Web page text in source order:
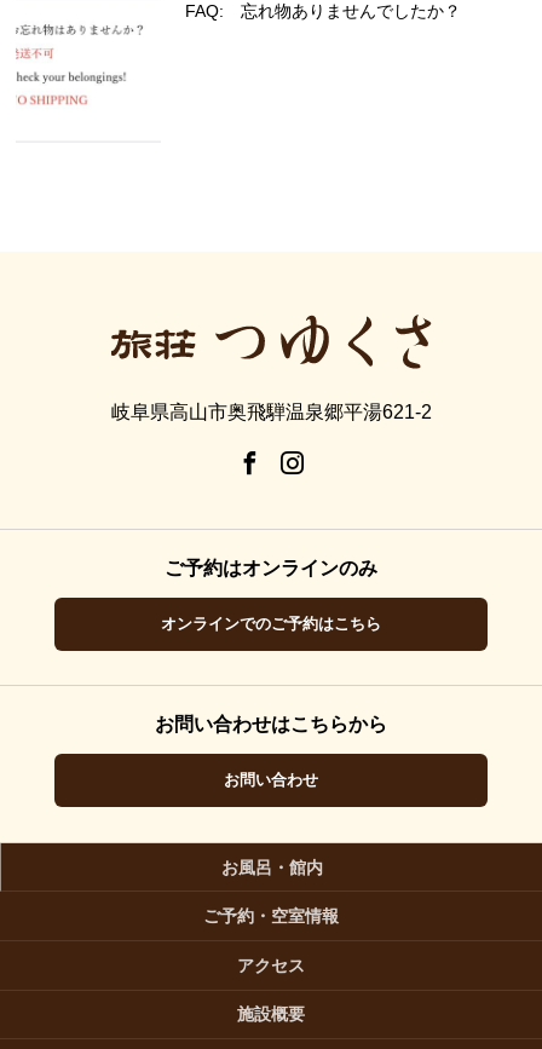
FAQ: 忘れ物ありませんでしたか？
岐阜県高山市奥飛騨温泉郷平湯621-2
ご予約はオンラインのみ
オンラインでのご予約はこちら
お問い合わせはこちらから
お問い合わせ
お風呂・館内
ご予約・空室情報
アクセス
施設概要